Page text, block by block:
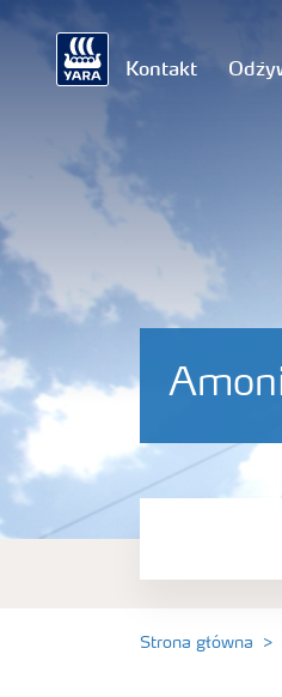
Kontakt
Kwas
Mocznik
Strona główna